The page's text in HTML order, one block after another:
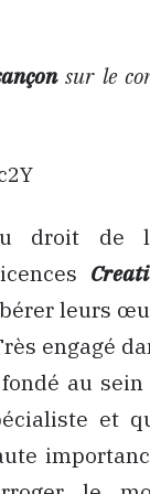
sur le
droit de
leurs
engagé
au sein
et